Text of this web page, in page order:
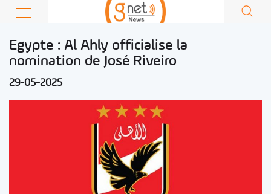
Egypte : Al Ahly officialise la
nomination de José Riveiro
29-05-2025